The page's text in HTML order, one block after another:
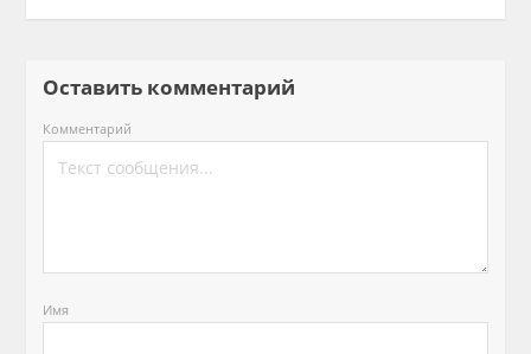
Оставить комментарий
Комментарий
Имя